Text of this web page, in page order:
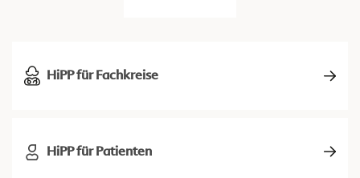
HiPP für Fachkreise
HiPP für Patienten